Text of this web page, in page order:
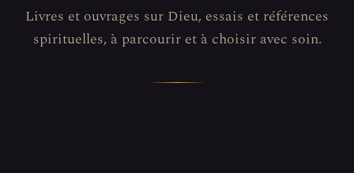
Livres et ouvrages sur Dieu, essais et références
spirituelles, à parcourir et à choisir avec soin.